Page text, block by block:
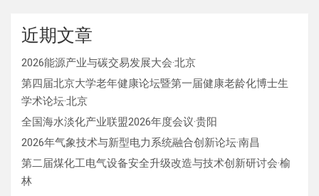
近期文章
2026能源产业与碳交易发展大会·北京
第四届北京大学老年健康论坛暨第一届健康老龄化博士生
学术论坛·北京
全国海水淡化产业联盟2026年度会议·贵阳
2026年气象技术与新型电力系统融合创新论坛·南昌
第二届煤化工电气设备安全升级改造与技术创新研讨会·榆
林